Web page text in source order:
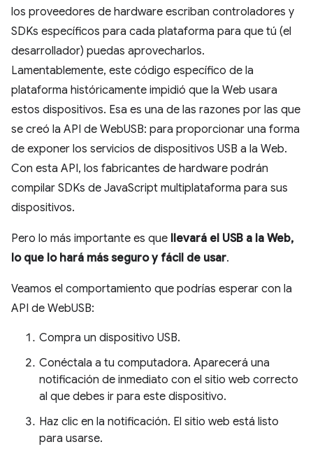
los proveedores de hardware escriban controladores y
SDKs específicos para cada plataforma para que tú (el
desarrollador) puedas aprovecharlos.
Lamentablemente, este código específico de la
plataforma históricamente impidió que la Web usara
estos dispositivos. Esa es una de las razones por las que
se creó la API de WebUSB: para proporcionar una forma
de exponer los servicios de dispositivos USB a la Web.
Con esta API, los fabricantes de hardware podrán
compilar SDKs de JavaScript multiplataforma para sus
dispositivos.
Pero lo más importante es que llevará el USB a la Web,
lo que lo hará más seguro y fácil de usar.
Veamos el comportamiento que podrías esperar con la
API de WebUSB:
Compra un dispositivo USB.
Conéctala a tu computadora. Aparecerá una
notificación de inmediato con el sitio web correcto
al que debes ir para este dispositivo.
Haz clic en la notificación. El sitio web está listo
para usarse.